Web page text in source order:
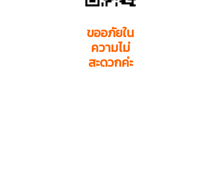
ขออภัยใน
ความไม่
สะดวกค่ะ